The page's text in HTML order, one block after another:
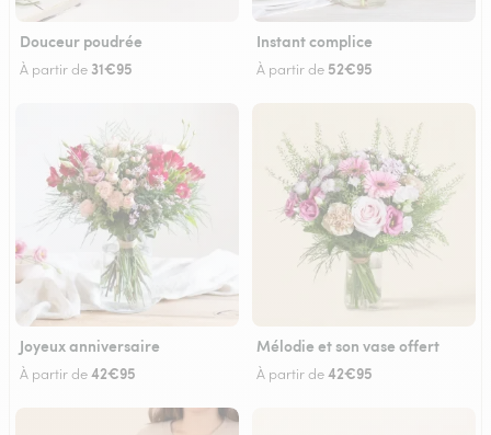
Douceur poudrée
À partir de 31€95
Instant complice
À partir de 52€95
Joyeux anniversaire
À partir de42€95
Mélodie et son vase offert
À partir de42€95